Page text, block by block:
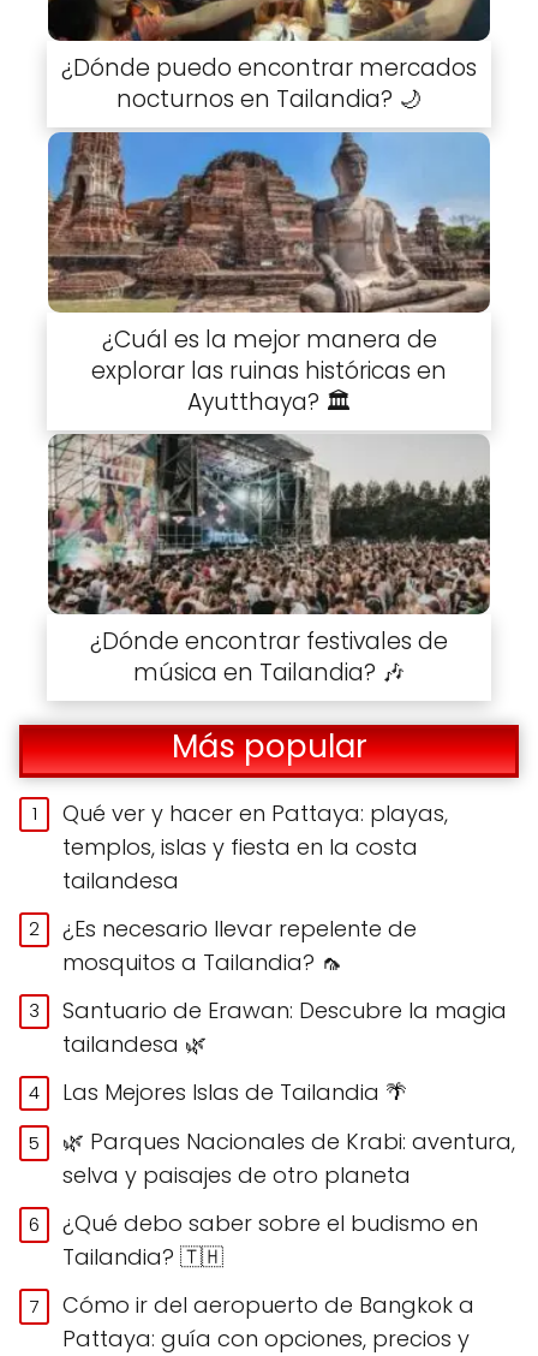
¿Dónde puedo encontrar mercados
nocturnos en Tailandia? 🌙
¿Cuál es la mejor manera de
explorar las ruinas históricas en
Ayutthaya? 🏛️
¿Dónde encontrar festivales de
música en Tailandia? 🎶
Más popular
Qué ver y hacer en Pattaya: playas,
templos, islas y fiesta en la costa
tailandesa
¿Es necesario llevar repelente de
mosquitos a Tailandia? 🦟
Santuario de Erawan: Descubre la magia
tailandesa 🌿
Las Mejores Islas de Tailandia 🌴
🌿 Parques Nacionales de Krabi: aventura,
selva y paisajes de otro planeta
¿Qué debo saber sobre el budismo en
Tailandia? 🇹🇭
Cómo ir del aeropuerto de Bangkok a
Pattaya: guía con opciones, precios y